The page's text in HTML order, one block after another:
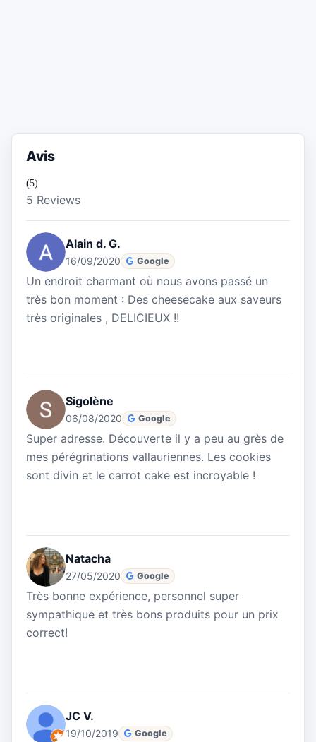
Avis
(5)
5 Reviews
Alain d. G.
16/09/2020 Google
Un endroit charmant où nous avons passé un
très bon moment : Des cheesecake aux saveurs
très originales , DELICIEUX !!
Sigolène
06/08/2020 Google
Super adresse. Découverte il y a peu au grès de
mes pérégrinations vallauriennes. Les cookies
sont divin et le carrot cake est incroyable !
Natacha
27/05/2020 Google
Très bonne expérience, personnel super
sympathique et très bons produits pour un prix
correct!
JC V.
19/10/2019 Google